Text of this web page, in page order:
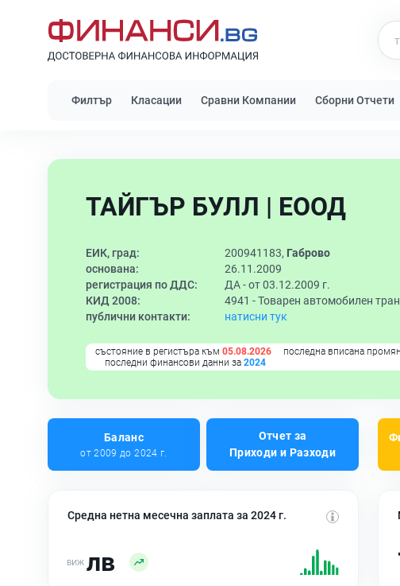
Филтър Класации Сравни Компании Сборни Отчети
ТАЙГЪР БУЛЛ | ЕООД
ЕИК, град: 200941183, Габрово
основана:
26.11.2009
регистрация по ДДС:
ДА - от 03.12.2009 г.
КИД 2008:
4941 -Товарен автомобилен
публични контакти:
натисни тук
състояние в регистъра към 05.08.2026 последна вписана
последни финансови данни за 2024
Баланс
от 2009 до 2024 г.
Отчет за
Приходи и Разходи
Средна нетна месечна заплата за 2024 г.
лв